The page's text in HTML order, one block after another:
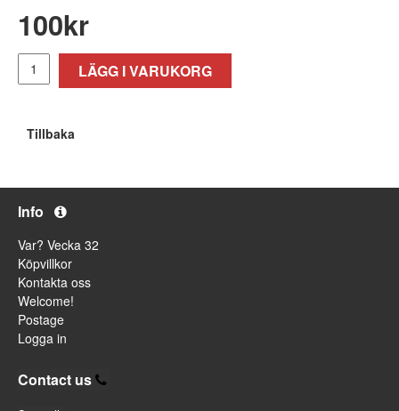
100kr
LÄGG I VARUKORG
Tillbaka
Info
Var? Vecka 32
Köpvillkor
Kontakta oss
Welcome!
Postage
Logga in
Contact us